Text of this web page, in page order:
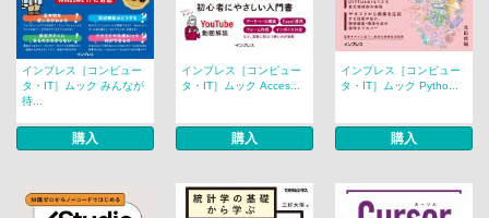
インプレス［コンピュー
タ・IT］ムック みんなが
待...
購入
インプレス［コンピュー
タ・IT］ムック Acces...
購入
インプレス［コンピュー
タ・IT］ムック Pytho...
購入